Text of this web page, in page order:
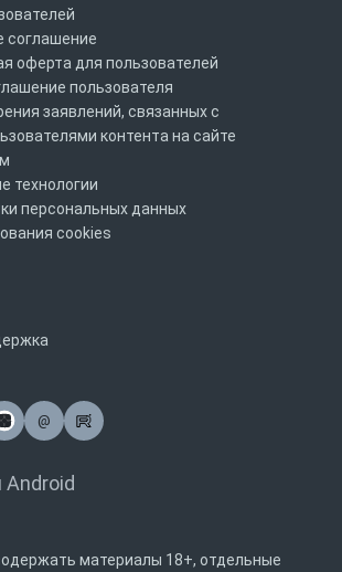
соглашение
оферта для пользователей
пользователя
заявлений, связанных с
контента на сайте
технологии
персональных данных
cookies
@
Почта
Android
материалы 18+, отдельные